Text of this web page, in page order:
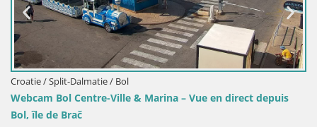
Bol
& Marina – Vue en direct depuis Webcam Port de Bol